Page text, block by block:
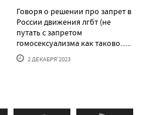
Говоря о решении про запрет в
России движения лгбт (не
путать с запретом
гомосексуализма как таково......
2 ДЕКАБРЯ'2023